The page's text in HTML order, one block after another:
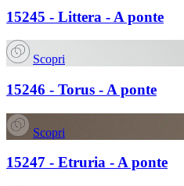
15245 - Littera - A ponte
Scopri
15246 - Torus - A ponte
Scopri
15247 - Etruria - A ponte